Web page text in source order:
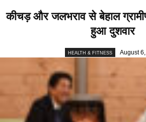
कीचड़ और जलभराव से बेहाल
हुआ दुशवार
HEALTH & FITNESS August